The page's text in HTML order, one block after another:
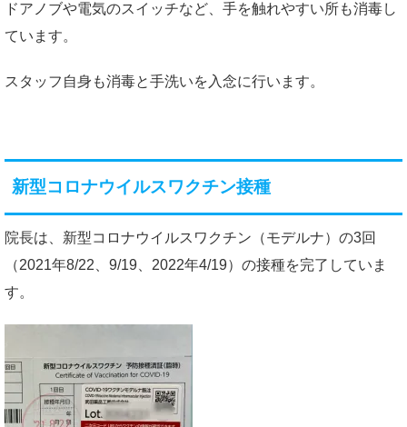
ドアノブや電気のスイッチなど、手を触れやすい所も消毒し
ています。
スタッフ自身も消毒と手洗いを入念に行います。
新型コロナウイルスワクチン接種
院長は、新型コロナウイルスワクチン（モデルナ）の3回
（2021年8/22、9/19、2022年4/19）の接種を完了していま
す。